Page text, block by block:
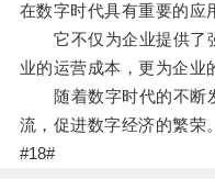
在数字时代具有重要的应
它不仅为企业提供了
业的运营成本，更为企业
随着数字时代的不断
流，促进数字经济的繁荣。
#18#